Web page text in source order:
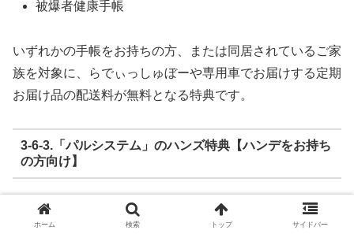
被爆者健康手帳
いずれかの手帳をお持ちの方、または同居されているご家
族を対象に、らでぃっしゅぼーや専用車でお届けする定期
お届け品の配送料が無料となる特典です。
3-6-3.「パルシステム」のハンズ特典【ハンデをお持ち
の方向け】
「パルシステム」のハンズ特典とは、あなたのご家族に、
ホーム 検索 トップ サイドバー